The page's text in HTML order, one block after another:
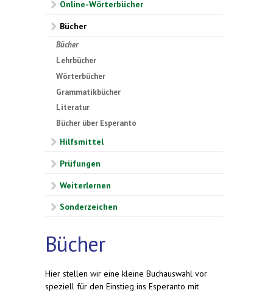
Online-Wörterbücher
Bücher
Bücher
Lehrbücher
Wörterbücher
Grammatikbücher
Literatur
Bücher über Esperanto
Hilfsmittel
Prüfungen
Weiterlernen
Sonderzeichen
Bücher
Hier stellen wir eine kleine Buchauswahl vor
speziell für den Einstieg ins Esperanto mit